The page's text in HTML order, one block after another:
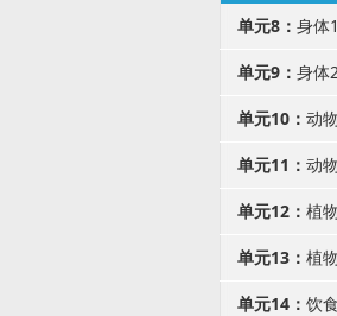
单元8： 身体1
单元9： 身体2
单元10： 动
单元11： 动
单元12： 植
单元13： 植
单元14： 饮食